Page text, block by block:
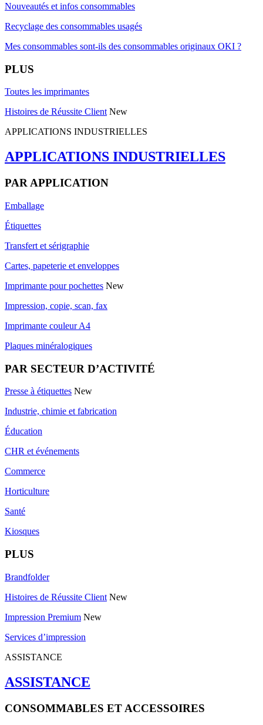
Nouveautés et infos consommables
Recyclage des consommables usagés
Mes consommables sont-ils des consommables originaux OKI ?
PLUS
Toutes les imprimantes
Histoires de Réussite Client New
APPLICATIONS INDUSTRIELLES
APPLICATIONS INDUSTRIELLES
PAR APPLICATION
Emballage
Étiquettes
Transfert et sérigraphie
Cartes, papeterie et enveloppes
Imprimante pour pochettes New
Impression, copie, scan, fax
Imprimante couleur A4
Plaques minéralogiques
PAR SECTEUR D’ACTIVITÉ
Presse à étiquettes New
Industrie, chimie et fabrication
Éducation
CHR et événements
Commerce
Horticulture
Santé
Kiosques
PLUS
Brandfolder
Histoires de Réussite Client New
Impression Premium New
Services d’impression
ASSISTANCE
ASSISTANCE
CONSOMMABLES ET ACCESSOIRES